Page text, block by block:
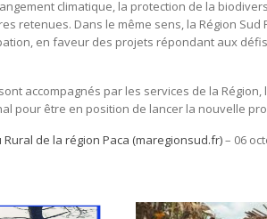
climatique, la protection de la
retenues. Dans le même sens, la Région
en faveur des projets répondant aux
accompagnés par les services de la
pour être en position de lancer la nouvelle
Rural de la région Paca (maregionsud.fr)– 06